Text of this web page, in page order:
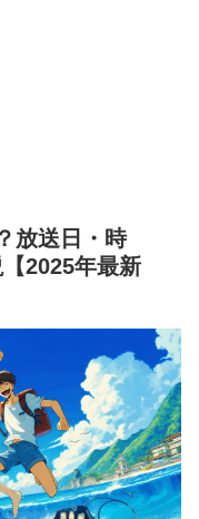
放送日・時
2025年最新